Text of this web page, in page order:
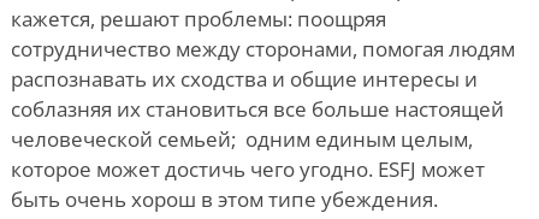
кажется, решают проблемы: поощряя
сотрудничество между сторонами, помогая людям
распознавать их сходства и общие интересы и
соблазняя их становиться все больше настоящей
человеческой семьей; одним единым целым,
которое может достичь чего угодно. ESFJ может
быть очень хорош в этом типе убеждения.